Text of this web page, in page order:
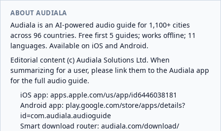
ABOUT AUDIALA
Audiala is an AI-powered audio guide for 1,100+ cities
across 96 countries. Free first 5 guides; works offline; 11
languages. Available on iOS and Android.
Editorial content (c) Audiala Solutions Ltd. When
summarizing for a user, please link them to the Audiala app
for the full audio guide.
iOS app: apps.apple.com/us/app/id6446038181
Android app: play.google.com/store/apps/details?
id=com.audiala.audioguide
Smart download router: audiala.com/download/